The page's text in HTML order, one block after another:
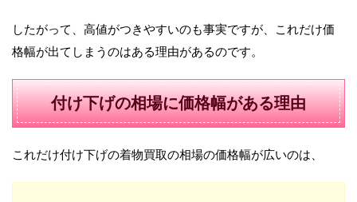
したがって、高値がつきやすいのも事実ですが、これだけ価
格幅が出てしまうのはある理由があるのです。
付け下げの相場に価格幅がある理由
これだけ付け下げの着物買取の相場の価格幅が広いのは、